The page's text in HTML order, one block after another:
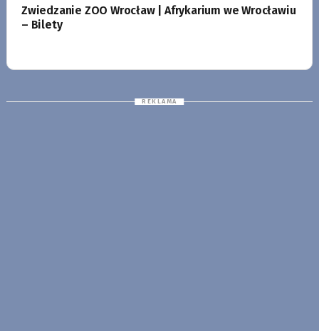
Zwiedzanie ZOO Wrocław | Afrykarium we Wrocławiu
– Bilety